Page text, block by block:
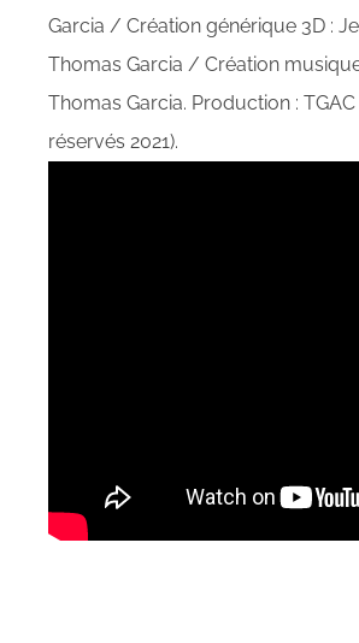
Garcia / Création générique 3D :
Thomas Garcia / Création
Thomas Garcia. Production :
réservés 2021).